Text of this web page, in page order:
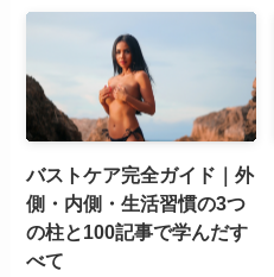
バストケア完全ガイド｜外
側・内側・生活習慣の3つ
の柱と100記事で学んだす
べて